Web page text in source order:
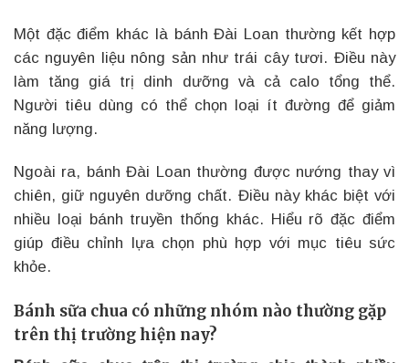
Một đặc điểm khác là bánh Đài Loan thường kết hợp
các nguyên liệu nông sản như trái cây tươi. Điều này
làm tăng giá trị dinh dưỡng và cả calo tổng thể.
Người tiêu dùng có thể chọn loại ít đường để giảm
năng lượng.
Ngoài ra, bánh Đài Loan thường được nướng thay vì
chiên, giữ nguyên dưỡng chất. Điều này khác biệt với
nhiều loại bánh truyền thống khác. Hiểu rõ đặc điểm
giúp điều chỉnh lựa chọn phù hợp với mục tiêu sức
khỏe.
Bánh sữa chua có những nhóm nào thường gặp
trên thị trường hiện nay?